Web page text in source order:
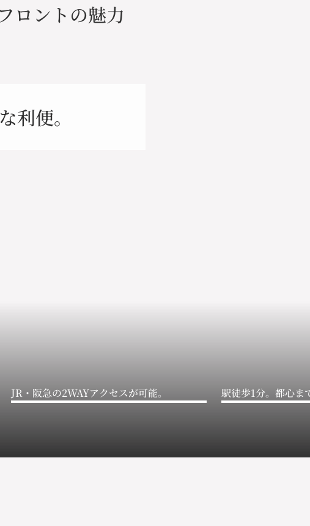
ロントの魅力
利便。
JR・阪急の2WAYアクセスが可能。 駅徒歩1分。都心ま